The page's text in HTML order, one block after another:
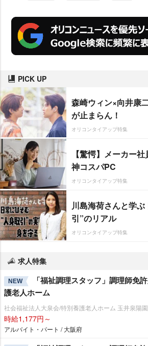
PICK UP
森崎ウィン×向井康
が止まらん！
オリコンタイアップ特集
【驚愕】メーカー
神コスパPC
オリコンタイアップ特集
川島海荷さんと学
引”のリアル
オリコンタイアップ特集
求人特集
NEW
「福祉調理スタッフ」調理師免
護老人ホーム
社会福祉法人大泉会/特別養護老人ホーム 玉井泉陽園
時給1,177円～
アルバイト・パート / 大阪府